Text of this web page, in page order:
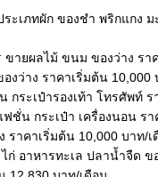
เภทผัก ของชำ พริกแกง
ขายผลไม้ ขนม ของว่าง รา
ว่าง ราคาเริ่มต้น 10,000
ระเป๋ารองเท้า โทรศัพท์ ร
ชั่น กระเป๋า เครื่องนอน ร
ราคาเริ่มต้น 10,000 บาท/เ
ก่ อาหารทะเล ปลาน้ำจืด